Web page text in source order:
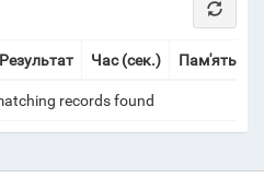
Результат Час (сек.) Пам'ять
records found